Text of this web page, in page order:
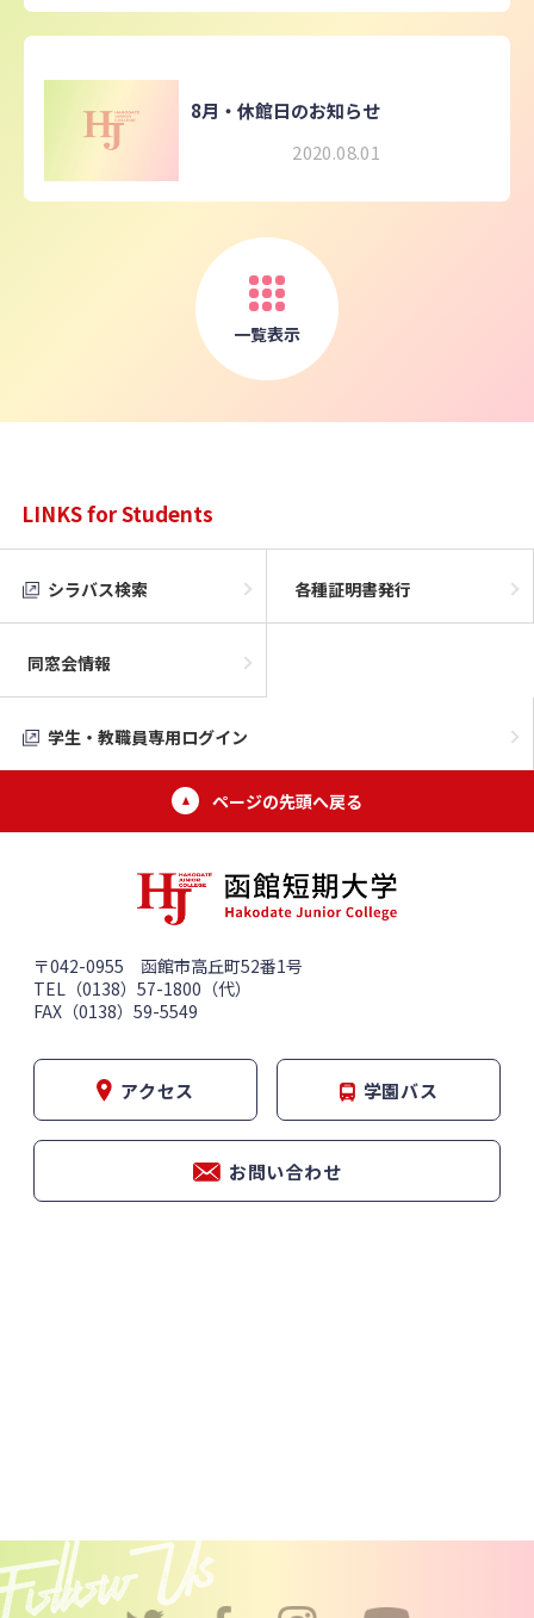
8月・休館日のお知らせ
2020.08.01
一覧表示
LINKS for Students
シラバス検索 各種証明書発行
同窓会情報
学生・教職員専用ログイン
ページの先頭へ戻る
〒042-0955 函館市高丘町52番1号
TEL（0138）57-1800（代）
FAX（0138）59-5549
アクセス 学園バス
お問い合わせ